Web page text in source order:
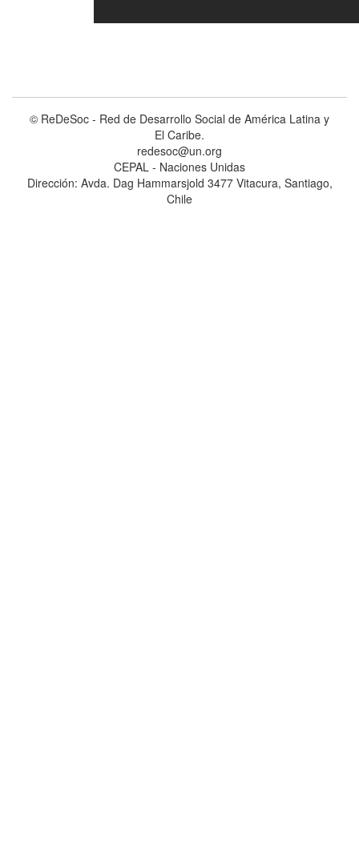
© ReDeSoc - Red de Desarrollo Social de América Latina y
El Caribe.
redesoc@un.org
CEPAL - Naciones Unidas
Dirección: Avda. Dag Hammarsjold 3477 Vitacura, Santiago,
Chile